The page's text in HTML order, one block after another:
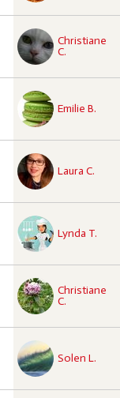
Christiane
C.
recette à tester
Emilie B.
recette à tester
Laura C.
recette à tester
Lynda T.
recette à tester
Christiane
C.
recette à tester
Solen L.
recette à tester